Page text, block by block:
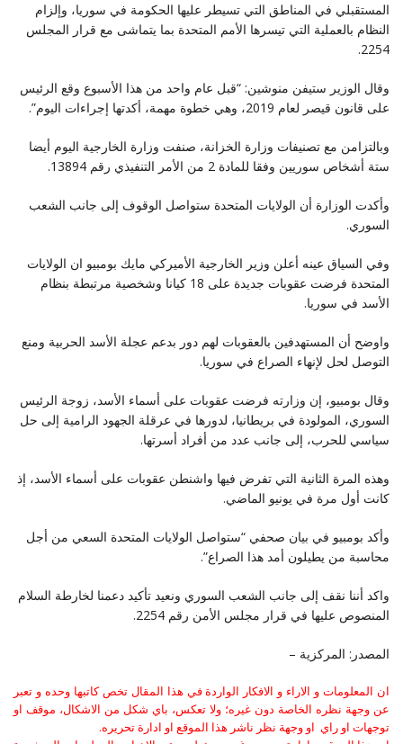
المستقبلي في المناطق التي تسيطر عليها الحكومة في سوريا، وإلزام
النظام بالعملية التي تيسرها الأمم المتحدة بما يتماشى مع قرار المجلس
2254.
وقال الوزير ستيفن منوشين: “قبل عام واحد من هذا الأسبوع وقع الرئيس
على قانون قيصر لعام 2019، وهي خطوة مهمة، أكدتها إجراءات اليوم”.
وبالتزامن مع تصنيفات وزارة الخزانة، صنفت وزارة الخارجية اليوم أيضا
ستة أشخاص سوريين وفقا للمادة 2 من الأمر التنفيذي رقم 13894.
وأكدت الوزارة أن الولايات المتحدة ستواصل الوقوف إلى جانب الشعب
السوري.
وفي السياق عينه أعلن وزير الخارجية الأميركي مايك بومبيو ان الولايات
المتحدة فرضت عقوبات جديدة على 18 كيانا وشخصية مرتبطة بنظام
الأسد في سوريا.
واوضح أن المستهدفين بالعقوبات لهم دور بدعم عجلة الأسد الحربية ومنع
التوصل لحل لإنهاء الصراع في سوريا.
وقال بومبيو، إن وزارته فرضت عقوبات على أسماء الأسد، زوجة الرئيس
السوري، المولودة في بريطانيا، لدورها في عرقلة الجهود الرامية إلى حل
سياسي للحرب، إلى جانب عدد من أفراد أسرتها.
وهذه المرة الثانية التي تفرض فيها واشنطن عقوبات على أسماء الأسد، إذ
كانت أول مرة في يونيو الماضي.
وأكد بومبيو في بيان صحفي “ستواصل الولايات المتحدة السعي من أجل
محاسبة من يطيلون أمد هذا الصراع”.
واكد أننا نقف إلى جانب الشعب السوري ونعيد تأكيد دعمنا لخارطة السلام
المنصوص عليها في قرار مجلس الأمن رقم 2254.
المصدر: المركزية –
ان المعلومات و الاراء و الافكار الواردة في هذا المقال تخص كاتبها وحده و تعبر
عن وجهة نظره الخاصة دون غيره؛ ولا تعكس، باي شكل من الاشكال، موقف او
توجهات او راي او وجهة نظر ناشر هذا الموقع او ادارة تحريره.